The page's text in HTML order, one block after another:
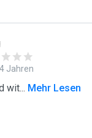
Jahren
wit... Mehr Lesen